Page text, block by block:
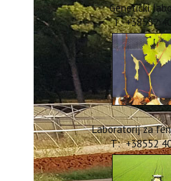
Genetički
T: +38552
Laboratorij za
T: +38552